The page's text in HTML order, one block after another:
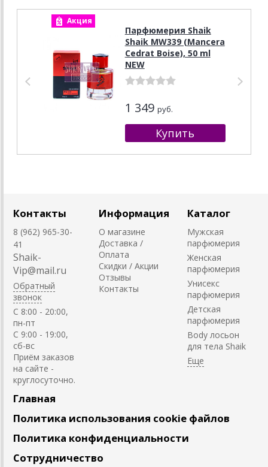
Акция
Парфюмерия Shaik
Shaik MW339 (Mancera
Cedrat Boise), 50 ml
NEW
1 349 руб.
Контакты
8 (962) 965-30-
41
Shaik-
Vip@mail.ru
Обратный
звонок
C 8:00 - 20:00,
пн-пт
С 9:00 - 19:00,
сб-вс
Приём заказов
на сайте -
круглосуточно.
Информация
О магазине
Доставка /
Оплата
Скидки / Акции
Отзывы
Контакты
Каталог
Мужская
парфюмерия
Женская
парфюмерия
Унисекс
парфюмерия
Детская
парфюмерия
Body лосьон
для тела Shaik
Главная
Политика использования cookie файлов
Политика конфиденциальности
Сотрудничество